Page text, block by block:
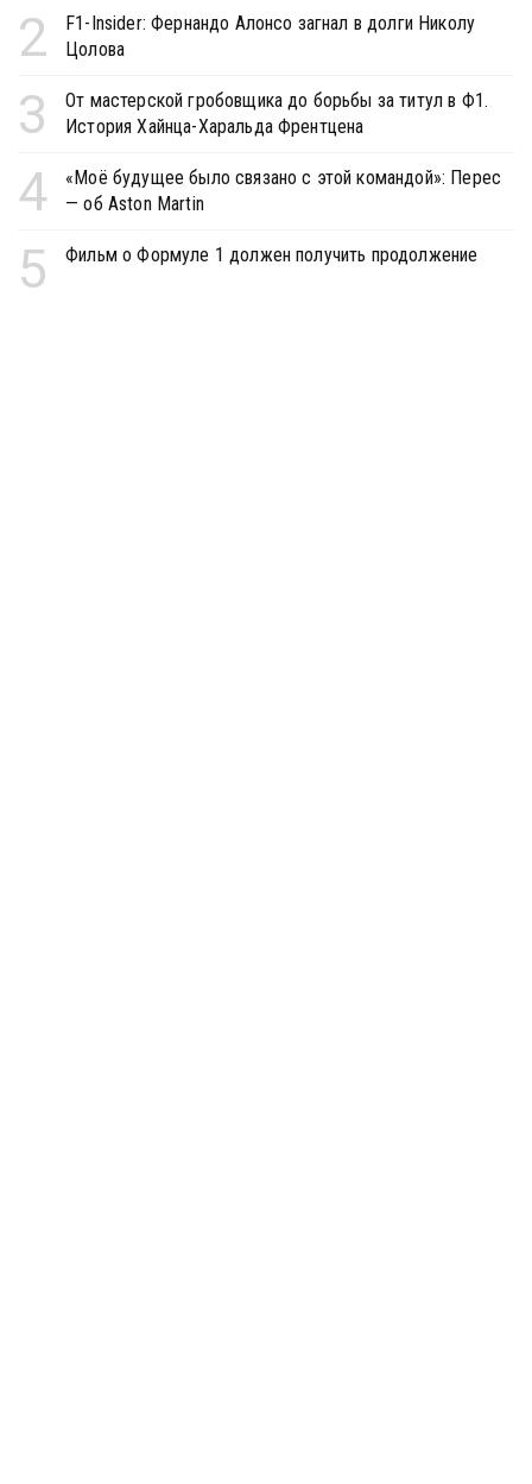
2
F1-Insider: Фернандо Алонсо загнал в долги Николу
Цолова
3
От мастерской гробовщика до борьбы за титул в Ф1.
История Хайнца-Харальда Френтцена
4
«Моё будущее было связано с этой командой»: Перес
— об Aston Martin
5 Фильм о Формуле 1 должен получить продолжение